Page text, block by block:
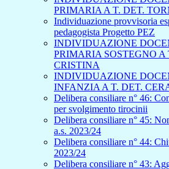
PRIMARIA A T. DET.
Individuazione provvisoria
pedagogista Progetto PEZ
INDIVIDUAZIONE
PRIMARIA SOSTEGNO A
CRISTINA
INDIVIDUAZIONE
INFANZIA A T. DET.
Delibera consiliare n° 46:
per svolgimento tirocinii
Delibera consiliare n° 45:
a.s. 2023/24
Delibera consiliare n° 44:
2023/24
Delibera consiliare n° 43: